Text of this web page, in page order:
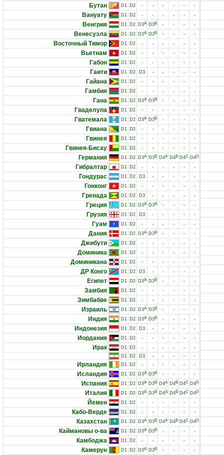
Бутан D1 D2 - - - - - -
Вануату D1 D2 - - - - - -
Венгрия D1 D2 D3A D3B - - - -
Венесуэла D1 D2 D3A D3B - - - -
Восточный Тимор D1 D2 - - - - - -
Вьетнам D1 D2 - - - - - -
Габон D1 D2 - - - - - -
Гаити D1 D2 D3 - - - - -
Гайана D1 D2 - - - - - -
Гамбия D1 D2 - - - - - -
Гана D1 D2 D3A D3B - - - -
Гваделупа D1 D2 - - - - - -
Гватемала D1 D2 D3A D3B - - - -
Гвиана D1 D2 - - - - - -
Гвинея D1 D2 - - - - - -
Гвинея-Бисау D1 D2 - - - - - -
Германия D1 D2 D3A D3B D4A D4B D4C D4D
Гибралтар D1 D2 - - - - - -
Гондурас D1 D2 D3 - - - - -
Гонконг D1 D2 - - - - - -
Гренада D1 D2 D3 - - - - -
Греция D1 D2 D3A D3B - - - -
Грузия D1 D2 D3 - - - - -
Гуам D1 D2 - - - - - -
Дания D1 D2 D3A D3B - - - -
Джибути D1 D2 - - - - - -
Доминика D1 D2 - - - - - -
Доминикана D1 D2 - - - - - -
ДР Конго D1 D2 D3 - - - - -
Египет D1 D2 D3A D3B - - - -
Замбия D1 D2 - - - - - -
Зимбабве D1 D2 - - - - - -
Израиль D1 D2 D3A D3B - - - -
Индия D1 D2 D3A D3B - - - -
Индонезия D1 D2 D3 - - - - -
Иордания D1 D2 - - - - - -
Ирак D1 D2 - - - - -
-
D1 D2 D3 - - - - -
Ирландия D1 D2 - - - - - -
Исландия D1 D2 D3A D3B - - - -
Испания D1 D2 D3A D3B D4A D4B D4C D4D
Италия D1 D2 D3A D3B D4A D4B D4C D4D
Йемен D1 D2 - - - - - -
Кабо-Верде D1 D2 - - - - - -
Казахстан D1 D2 D3A D3B D4A D4B D4C D4D
Каймановы о-ва D1 D2 D3A D3B - - - -
Камбоджа D1 D2 - - - - - -
Камерун D1 D2 D3A D3B - - - -